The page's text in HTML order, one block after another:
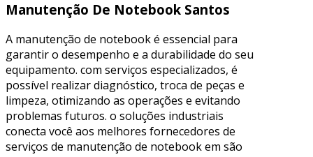
Manutenção De Notebook Santos
A manutenção de notebook é essencial para
garantir o desempenho e a durabilidade do seu
equipamento. com serviços especializados, é
possível realizar diagnóstico, troca de peças e
limpeza, otimizando as operações e evitando
problemas futuros. o soluções industriais
conecta você aos melhores fornecedores de
serviços de manutenção de notebook em são